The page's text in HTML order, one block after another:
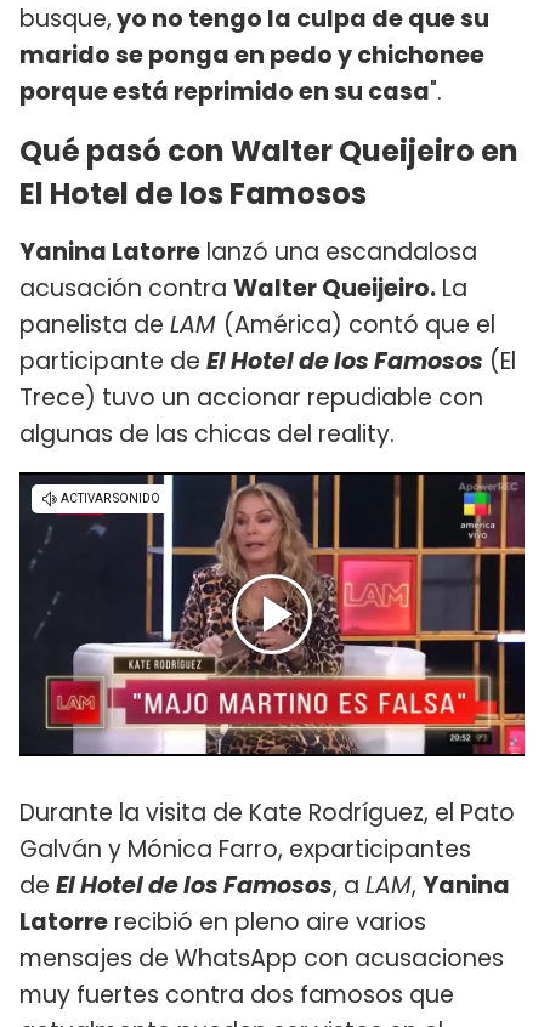
busque,yo no tengo la culpa de que su
marido se ponga en pedo y chichonee
porque está reprimido en su casa".
Qué pasó con Walter Queijeiro en
El Hotel de los Famosos
Yanina Latorre lanzó una escandalosa
acusación contra Walter Queijeiro. La
panelista de LAM (América) contó que el
participante de El Hotel de los Famosos (El
Trece) tuvo un accionar repudiable con
algunas de las chicas del reality.
Durante la visita de Kate Rodríguez, el Pato
Galván y Mónica Farro, exparticipantes
de El Hotel de los Famosos, a LAM, Yanina
Latorre recibió en pleno aire varios
mensajes de WhatsApp con acusaciones
muy fuertes contra dos famosos que